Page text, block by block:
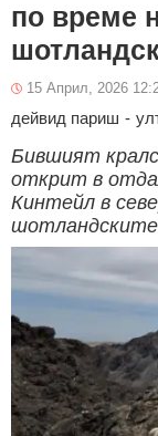
по време
15 Април, 2026
дейвид париш -
Бившият
открит в
Кинтейл в